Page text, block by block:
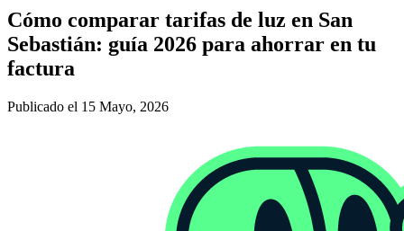
Cómo comparar tarifas de luz en San
Sebastián: guía 2026 para ahorrar en tu
factura
Publicado el 15 Mayo, 2026